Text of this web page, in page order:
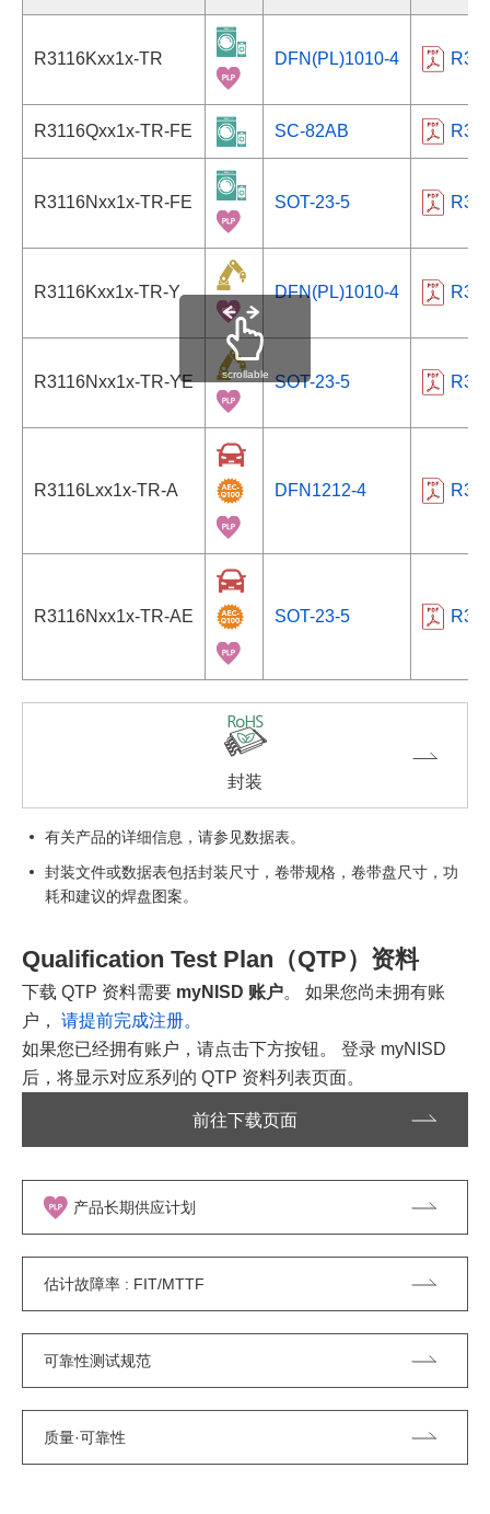
R3116Kxx1x-TR DFN(PL)1010-4
R3116Qxx1x-TR-FE SC-82AB
R3116Nxx1x-TR-FE SOT-23-5
R3116Kxx1x-TR-Y DFN(PL)1010-4
R3116Nxx1x-TR-YE SOT-23-5
R3116Lxx1x-TR-A DFN1212-4
R3116Nxx1x-TR-AE SOT-23-5
scrollable
封装
有关产品的详细信息，请参见数据表。
封装文件或数据表包括封装尺寸，卷带规格，卷带盘尺寸，功
耗和建议的焊盘图案。
Qualification Test Plan（QTP）资料
下载 QTP 资料需要 myNISD 账户。 如果您尚未拥有账
户， 请提前完成注册。
如果您已经拥有账户，请点击下方按钮。 登录 myNISD
后，将显示对应系列的 QTP 资料列表页面。
前往下载页面
产品长期供应计划
估计故障率 : FIT/MTTF
可靠性测试规范
质量·可靠性